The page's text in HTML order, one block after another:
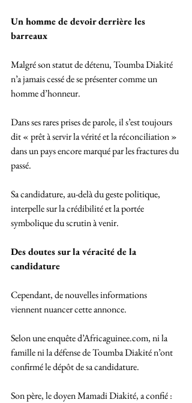
Un homme de devoir derrière les
barreaux
Malgré son statut de détenu, Toumba Diakité
n’a jamais cessé de se présenter comme un
homme d’honneur.
Dans ses rares prises de parole, il s’est toujours
dit « prêt à servir la vérité et la réconciliation »
dans un pays encore marqué par les fractures du
passé.
Sa candidature, au-delà du geste politique,
interpelle sur la crédibilité et la portée
symbolique du scrutin à venir.
Des doutes sur la véracité de la
candidature
Cependant, de nouvelles informations
viennent nuancer cette annonce.
Selon une enquête d’Africaguinee.com, ni la
famille ni la défense de Toumba Diakité n’ont
confirmé le dépôt de sa candidature.
Son père, le doyen Mamadi Diakité, a confié :